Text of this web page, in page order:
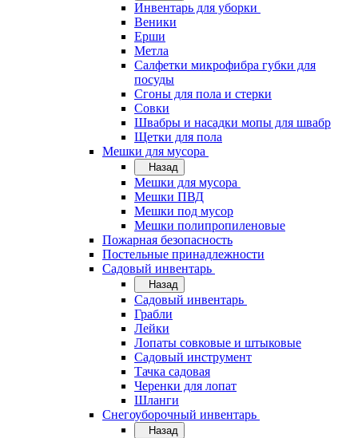
Инвентарь для уборки
Веники
Ерши
Метла
Салфетки микрофибра губки для
посуды
Сгоны для пола и стерки
Совки
Швабры и насадки мопы для швабр
Щетки для пола
Мешки для мусора
Назад
Мешки для мусора
Мешки ПВД
Мешки под мусор
Мешки полипропиленовые
Пожарная безопасность
Постельные принадлежности
Садовый инвентарь
Назад
Садовый инвентарь
Грабли
Лейки
Лопаты совковые и штыковые
Садовый инструмент
Тачка садовая
Черенки для лопат
Шланги
Снегоуборочный инвентарь
Назад